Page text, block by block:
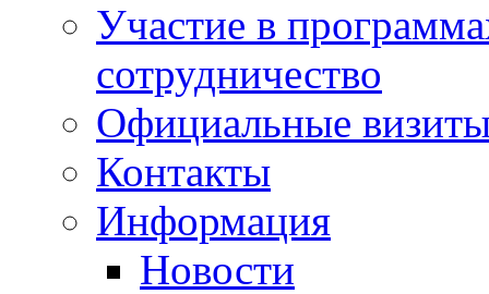
Участие в
сотрудничество
Официальные
Контакты
Информация
Новости